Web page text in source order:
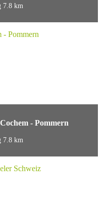
7.8 km
- Pommern
7.8 km